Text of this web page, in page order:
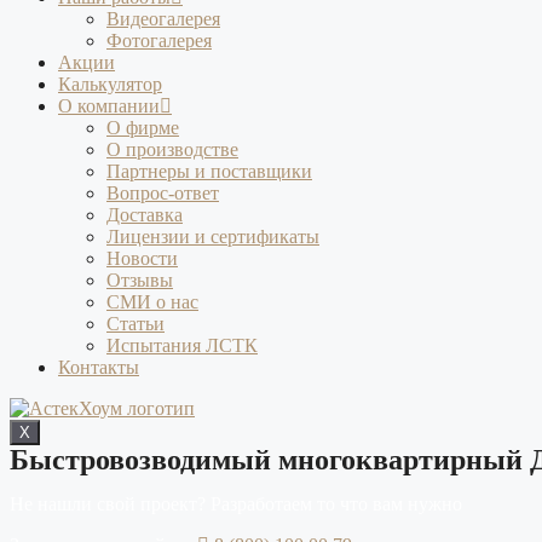
Видеогалерея
Фотогалерея
Акции
Калькулятор
О компании
О фирме
О производстве
Партнеры и поставщики
Вопрос-ответ
Доставка
Лицензии и сертификаты
Новости
Отзывы
СМИ о нас
Статьи
Испытания ЛСТК
Контакты
X
Быстровозводимый многоквартирный